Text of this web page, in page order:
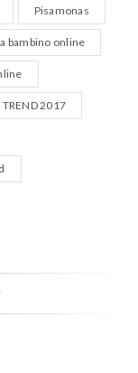
Pisamonas
bambino online
TREND 2017